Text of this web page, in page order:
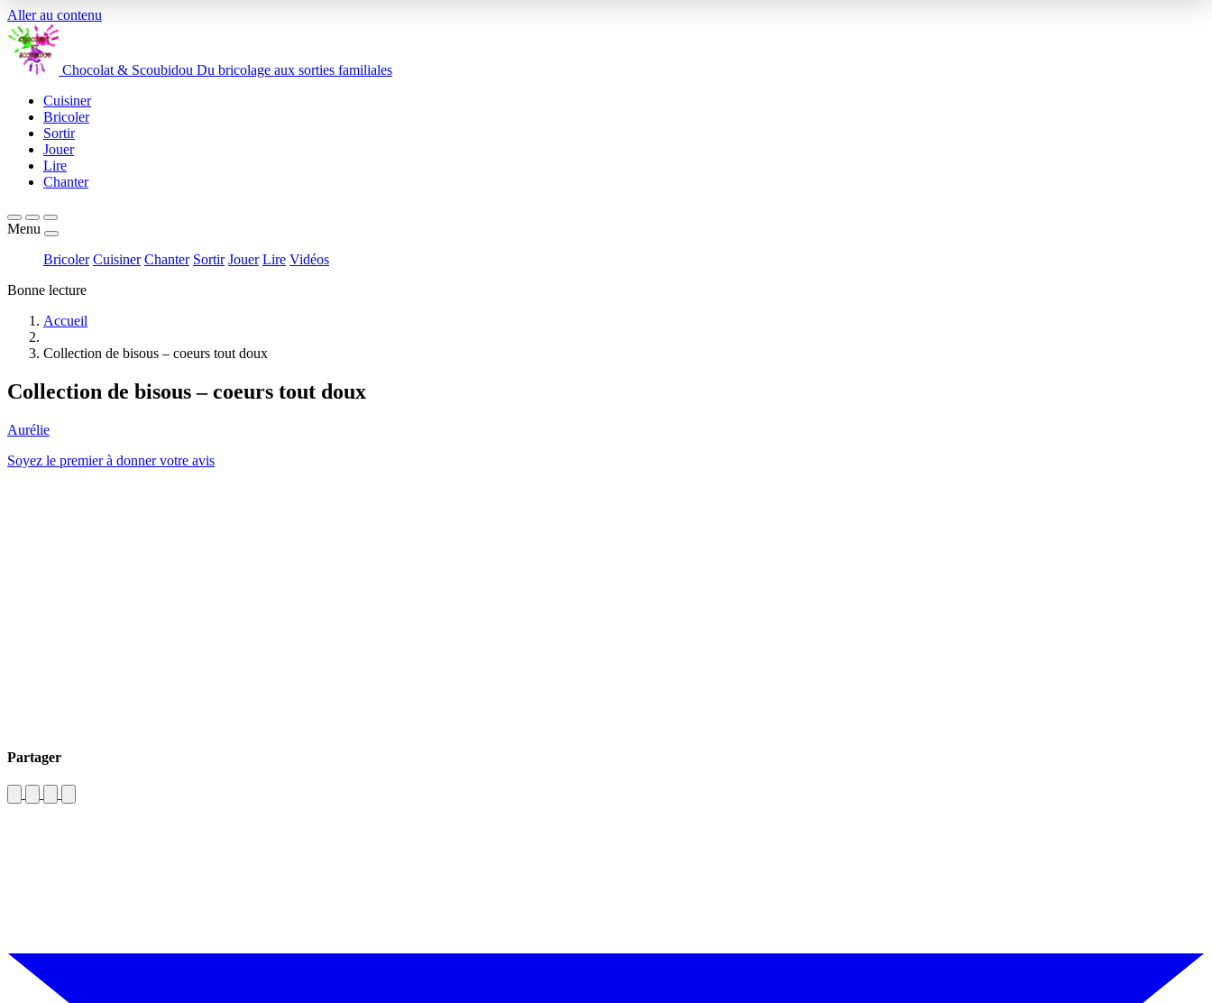
Aller au contenu
Chocolat & Scoubidou Du bricolage aux sorties familiales
Cuisiner
Bricoler
Sortir
Jouer
Lire
Chanter
Menu
Bricoler Cuisiner Chanter Sortir Jouer Lire Vidéos
Bonne lecture
Accueil
Collection de bisous – coeurs tout doux
Collection de bisous – coeurs tout doux
Aurélie
Soyez le premier à donner votre avis
Partager